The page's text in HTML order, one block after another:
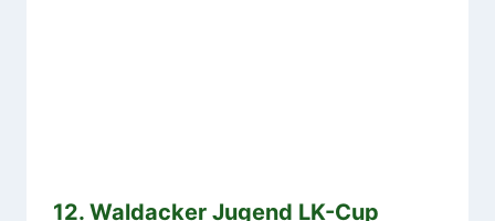
12. Waldacker Jugend LK-Cup